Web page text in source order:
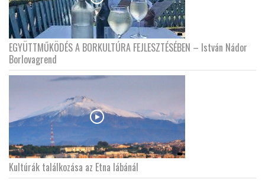
EGYÜTTMŰKÖDÉS A BORKULTÚRA FEJLESZTÉSÉBEN – István Nádor
Borlovagrend
Kultúrák találkozása az Etna lábánál